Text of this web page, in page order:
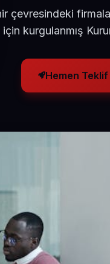
çevresindeki
kurgulanmış
Hemen